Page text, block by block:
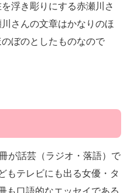
浮き彫りにする赤瀬川さ
さんの文章はかなりのほ
ぼのとしたものなので
が話芸（ラジオ・落語）で
もテレビにも出る女優・タ
も口語的なエッセイである